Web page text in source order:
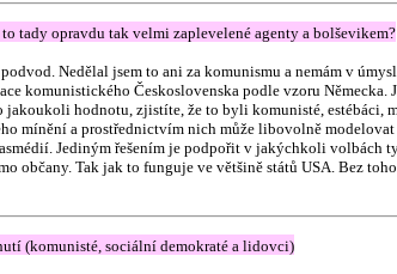
tady opravdu tak velmi zaplevelené agenty a bolševikem?
Nedělal jsem to ani za komunismu a nemám v
komunistického Československa podle vzoru Německa.
jakoukoli hodnotu, zjistíte, že to byli komunisté,
mínění a prostřednictvím nich může libovolně
Jediným řešením je podpořit v jakýchkoli
Tak jak to funguje ve většině států USA. Bez
(komunisté, sociální demokraté a lidovci)